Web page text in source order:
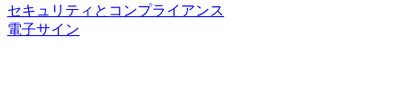
セキュリティとコンプライアンス
電子サイン